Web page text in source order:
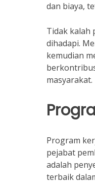
dan biaya,
Tidak kalah
dihadapi.
kemudian
masyarakat.
Program
pejabat
adalah
terbaik